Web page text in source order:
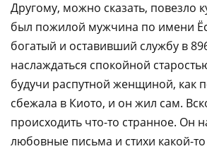
Другому, можно сказать, повезло
был пожилой мужчина по имени
богатый и оставивший службу в
наслаждаться спокойной
будучи распутной женщиной, как
сбежала в Киото, и он жил сам.
происходить что-то странное. Он
любовные письма и стихи какой-